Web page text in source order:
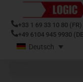
+33 1 69 33 10 80 (FR)
+49 6104 945 9930
Deutsch